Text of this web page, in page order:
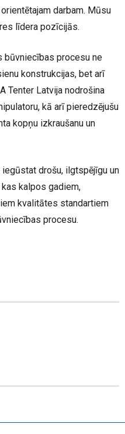
darbam. Mūsu
līdera pozīcijās.
būvniecības procesu ne
konstrukcijas, bet arī
Tenter Latvija nodrošina
kā arī pieredzējušu
kopņu izkraušanu un
drošu, ilgtspējīgu un
kalpos gadiem,
kvalitātes standartiem
procesu.